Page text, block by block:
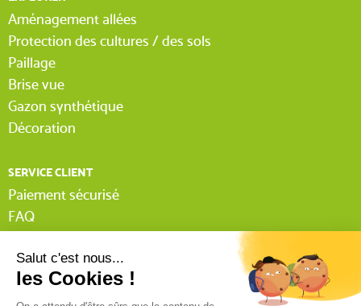
Aménagement allées
Protection des cultures / des sols
Paillage
Brise vue
Gazon synthétique
Décoration
SERVICE CLIENT
Paiement sécurisé
FAQ
Lexique Tissnet
Suivi commande invité